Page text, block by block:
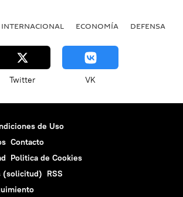
INTERNACIONAL ECONOMÍA DEFENSA
Twitter VK
de Uso
Contacto
Politica de Cookies
(solicitud) RSS